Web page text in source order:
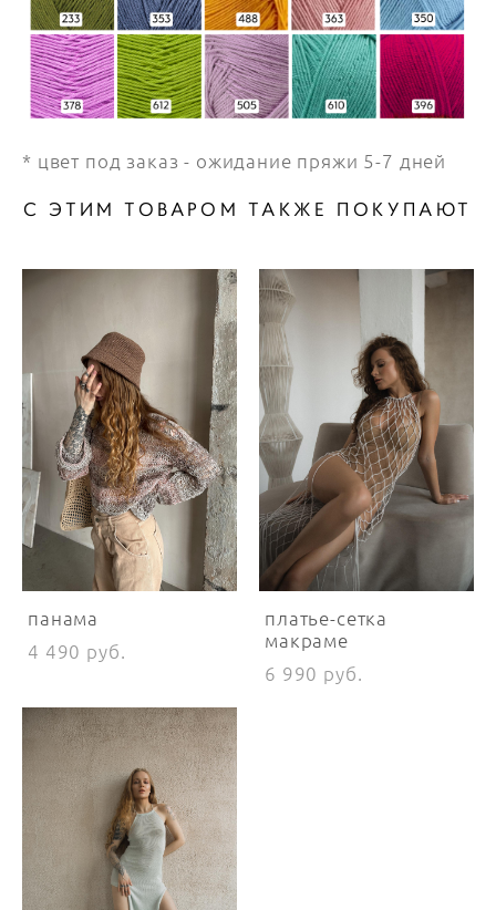
* цвет под заказ - ожидание пряжи 5-7 дней
С ЭТИМ ТОВАРОМ ТАКЖЕ ПОКУПАЮТ
панама
4 490 pуб.
платье-сетка
макраме
6 990 pуб.